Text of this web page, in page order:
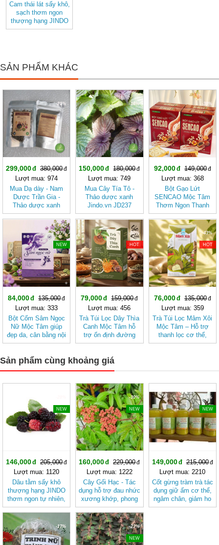
Cam thái lát sấy khô,
sạch thơm ngon
thượng hạng JINDO
tốt cho sức khỏe
SẢN PHẨM KHÁC
-21%
299,000
380,000
Lượt mua: 974
Mua Dạ dày - Nam
Dược Trần Gia -
Thảo dược xanh
Jindo.vn JD240 v2
-16%
150,000
180,000
Lượt mua: 749
Mua Cây Tía Tô -
Thảo dược xanh
Jindo.vn JD237
caytiato v2
-38%
92,000
149,000
Lượt mua: 368
Bột Gạo Lứt
SENCAO Mộc Tâm
Thơm Ngon Thanh
Nhẹ, Phù Hợp Ăn
Kiêng
-37%
NEW
84,000
135,000
Lượt mua: 333
Bột Cốm Sâm Ngọc
Nữ Mộc Tâm giúp
đẹp da, cân bằng nội
tiết tố nữ
-50%
HOT
79,000
159,000
Lượt mua: 456
Trà Túi Lọc Dây Thìa
Canh Mộc Tâm hỗ
trợ ổn định đường
huyết
-43%
HOT
76,000
135,000
Lượt mua: 359
Trà Túi Lọc Mâm Xôi
Mộc Tâm – Hỗ trợ
thanh lọc cơ thể,
mang lại cảm giác
Sản phẩm cùng khoảng giá
NEW
146,000
205,000
Lượt mua: 1120
Dâu tằm sấy khô
thượng hạng JINDO
thơm ngon tự nhiên,
tố cho sức khỏe &
-30%
NEW
160,000
229,000
Lượt mua: 1222
Cây Gối Hạc - Tác
dụng hỗ trợ đau nhức
xương khớp, phong
tê thấp, rong kinh,
đau bụng, kích thích
ăn uống và giảm đau
cho phụ nữ vừa sinh
đẻ JINDO
-30%
NEW
149,000
215,000
Lượt mua: 2210
Cốt gừng tràm trà tác
dụng giữ ấm cơ thể,
ngâm chân, giảm ho
chai 500ml
-17% -23%
NEW